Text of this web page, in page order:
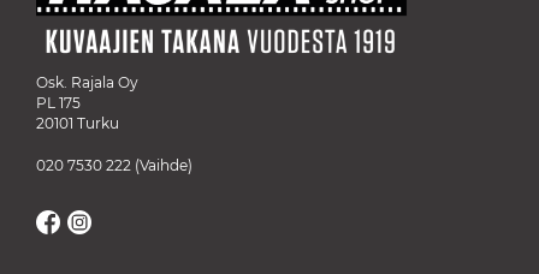
Osk. Rajala Oy
PL 175
20101 Turku
020 7530 222 (Vaihde)